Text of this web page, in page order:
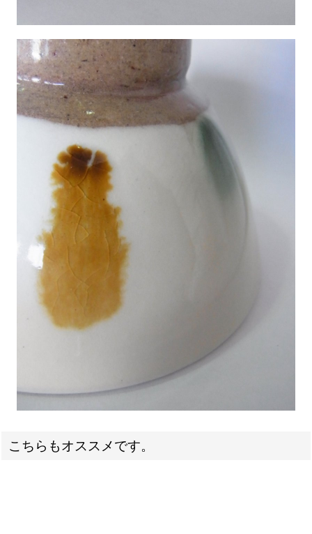
こちらもオススメです。